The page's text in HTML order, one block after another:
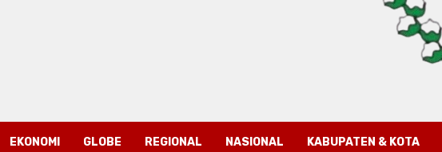
EKONOMI GLOBE REGIONAL NASIONAL KABUPATEN & KOTA